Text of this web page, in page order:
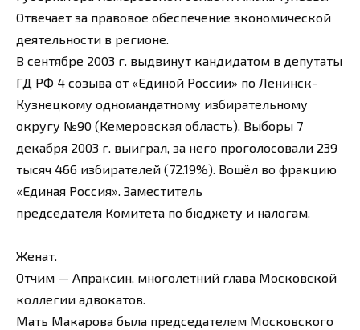
Отвечает за правовое обеспечение экономической
деятельности в регионе.
В сентябре 2003 г. выдвинут кандидатом в депутаты
ГД РФ 4 созыва от «Единой России» по Ленинск-
Кузнецкому одномандатному избирательному
округу №90 (Кемеровская область). Выборы 7
декабря 2003 г. выиграл, за него проголосовали 239
тысяч 466 избирателей (72.19%). Вошёл во фракцию
«Единая Россия». Заместитель
председателя Комитета по бюджету и налогам.
Женат.
Отчим — Апраксин, многолетний глава Московской
коллегии адвокатов.
Мать Макарова была председателем Московского